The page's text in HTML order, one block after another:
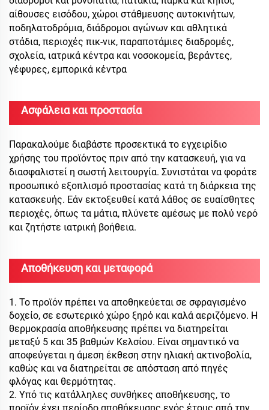
αίθουσες εισόδου, χώροι στάθμευσης αυτοκινήτων,
ποδηλατοδρόμια, διάδρομοι αγώνων και αθλητικά
στάδια, περιοχές πικ-νικ, παραποτάμιες διαδρομές,
σχολεία, ιατρικά κέντρα και νοσοκομεία, βεράντες,
γέφυρες, εμπορικά κέντρα
Ασφάλεια και προστασία
Παρακαλούμε διαβάστε προσεκτικά το εγχειρίδιο
χρήσης του προϊόντος πριν από την κατασκευή, για να
διασφαλιστεί η σωστή λειτουργία. Συνιστάται να φοράτε
προσωπικό εξοπλισμό προστασίας κατά τη διάρκεια της
κατασκευής. Εάν εκτοξευθεί κατά λάθος σε ευαίσθητες
περιοχές, όπως τα μάτια, πλύνετε αμέσως με πολύ νερό
και ζητήστε ιατρική βοήθεια.
Αποθήκευση και μεταφορά
1. Το προϊόν πρέπει να αποθηκεύεται σε σφραγισμένο
δοχείο, σε εσωτερικό χώρο ξηρό και καλά αεριζόμενο. Η
θερμοκρασία αποθήκευσης πρέπει να διατηρείται
μεταξύ 5 και 35 βαθμών Κελσίου. Είναι σημαντικό να
αποφεύγεται η άμεση έκθεση στην ηλιακή ακτινοβολία,
καθώς και να διατηρείται σε απόσταση από πηγές
φλόγας και θερμότητας.
2. Υπό τις κατάλληλες συνθήκες αποθήκευσης, το